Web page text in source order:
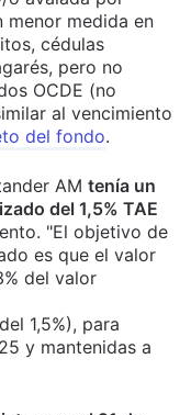
menor medida en
cédulas
pero no
OCDE (no
al vencimiento
del fondo.
AM tenía un
del 1,5% TAE
"El objetivo de
es que el valor
del valor
1,5%), para
y mantenidas a